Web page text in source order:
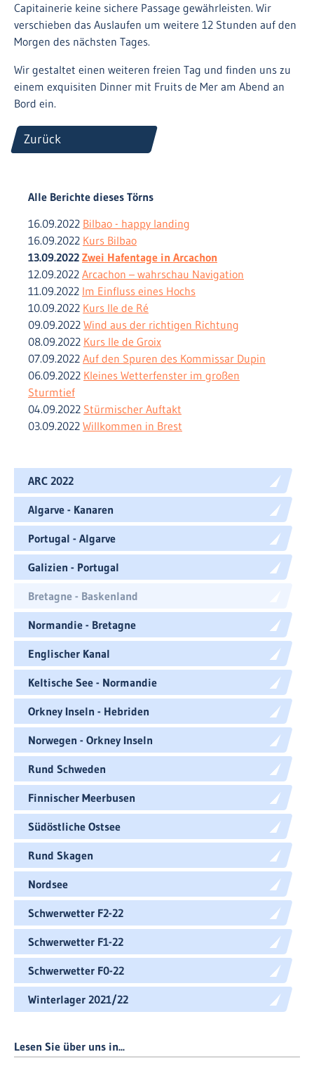
Capitainerie keine sichere Passage gewährleisten. Wir
verschieben das Auslaufen um weitere 12 Stunden auf den
Morgen des nächsten Tages.
Wir gestaltet einen weiteren freien Tag und finden uns zu
einem exquisiten Dinner mit Fruits de Mer am Abend an
Bord ein.
Zurück
Alle Berichte dieses Törns
16.09.2022 Bilbao - happy landing
16.09.2022 Kurs Bilbao
13.09.2022 Zwei Hafentage in Arcachon
12.09.2022 Arcachon – wahrschau Navigation
11.09.2022 Im Einfluss eines Hochs
10.09.2022 Kurs Ile de Ré
09.09.2022 Wind aus der richtigen Richtung
08.09.2022 Kurs Ile de Groix
07.09.2022 Auf den Spuren des Kommissar Dupin
06.09.2022 Kleines Wetterfenster im großen
Sturmtief
04.09.2022 Stürmischer Auftakt
03.09.2022 Willkommen in Brest
ARC 2022
Algarve - Kanaren
Portugal - Algarve
Galizien - Portugal
Bretagne - Baskenland
Normandie - Bretagne
Englischer Kanal
Keltische See - Normandie
Orkney Inseln - Hebriden
Norwegen - Orkney Inseln
Rund Schweden
Finnischer Meerbusen
Südöstliche Ostsee
Rund Skagen
Nordsee
Schwerwetter F2-22
Schwerwetter F1-22
Schwerwetter F0-22
Winterlager 2021/22
Lesen Sie über uns in...